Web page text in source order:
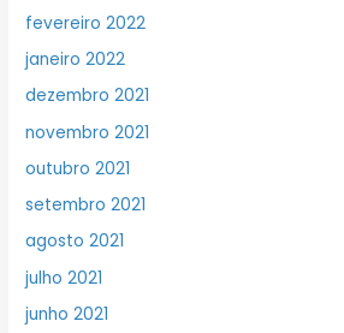
fevereiro 2022
janeiro 2022
dezembro 2021
novembro 2021
outubro 2021
setembro 2021
agosto 2021
julho 2021
junho 2021